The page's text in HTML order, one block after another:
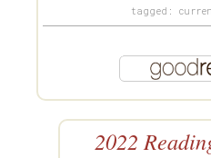
tagged:
2022